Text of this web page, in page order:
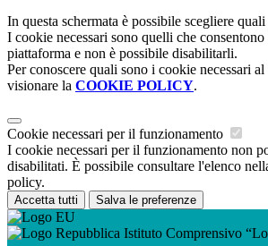
In questa schermata è possibile scegliere
I cookie necessari sono quelli che
piattaforma e non è possibile disabilitarli.
Per conoscere quali sono i cookie necessari
visionare la COOKIE POLICY.
Cookie necessari per il funzionamento
I cookie necessari per il funzionamento non
disabilitati. È possibile consultare l'elenco
policy.
Accetta tutti Salva le preferenze
Istituto Comprensivo